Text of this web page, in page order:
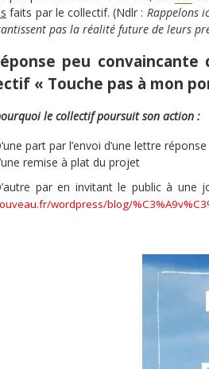
faits par le collectif. (Ndlr : Rappelons
pas la réalité future de leurs
peu
« Touche pas à mon
le collectif poursuit son action :
part par l’envoi d’une lettre
remise à plat du projet
par en invitant le public à
wordpress/blog/